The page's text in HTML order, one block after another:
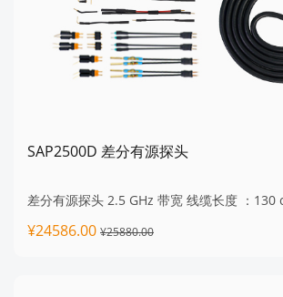
SAP2500D 差分有源探头
差分有源探头 2.5 GHz 带宽 线缆长度 ：130
¥24586.00 ¥25880.00